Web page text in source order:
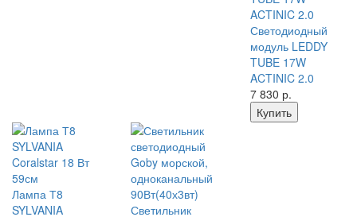
Светодиодный
модуль LEDDY
TUBE 17W
ACTINIC 2.0
7 830 р.
Купить
Лампа Т8
SYLVANIA
Светильник